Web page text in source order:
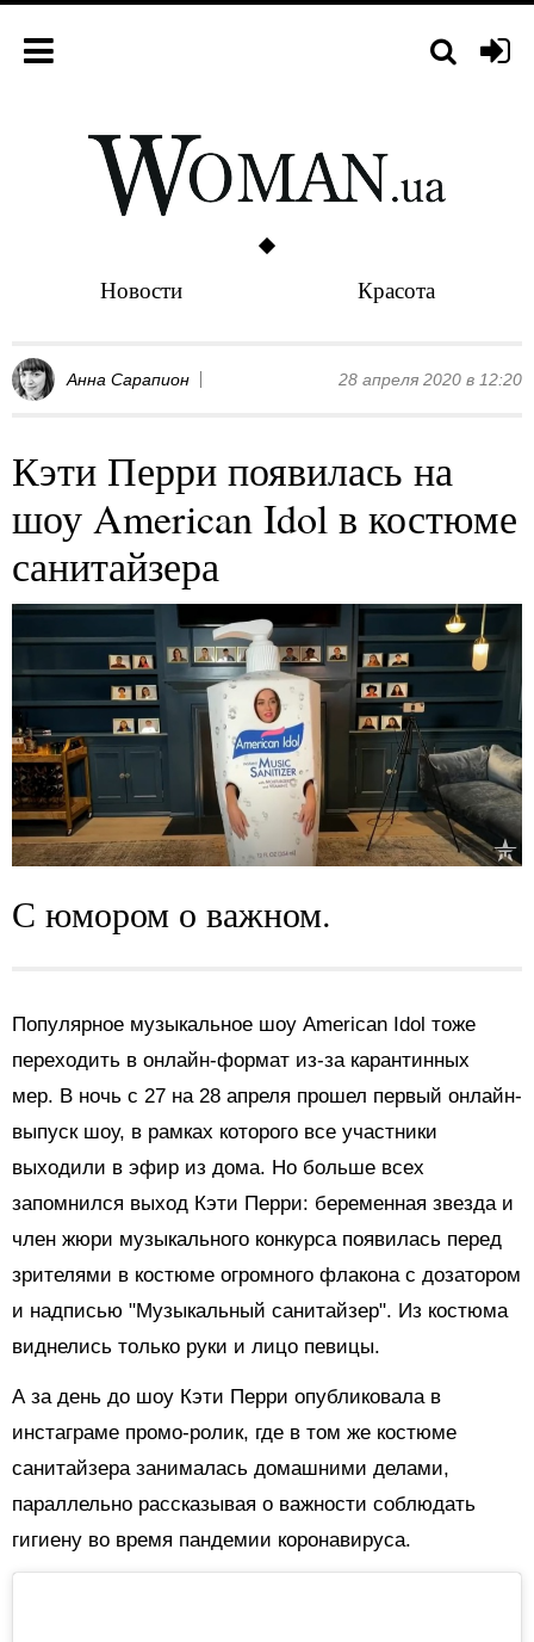
Новости Красота
Анна Сарапион 28 апреля 2020 в 12:20
Кэти Перри появилась на
шоу American Idol в костюме
санитайзера
С юмором о важном.
Популярное музыкальное шоу American Idol тоже
переходить в онлайн-формат из-за карантинных
мер. В ночь с 27 на 28 апреля прошел первый онлайн-
выпуск шоу, в рамках которого все участники
выходили в эфир из дома. Но больше всех
запомнился выход Кэти Перри: беременная звезда и
член жюри музыкального конкурса появилась перед
зрителями в костюме огромного флакона с дозатором
и надписью "Музыкальный санитайзер". Из костюма
виднелись только руки и лицо певицы.
А за день до шоу Кэти Перри опубликовала в
инстаграме промо-ролик, где в том же костюме
санитайзера занималась домашними делами,
параллельно рассказывая о важности соблюдать
гигиену во время пандемии коронавируса.